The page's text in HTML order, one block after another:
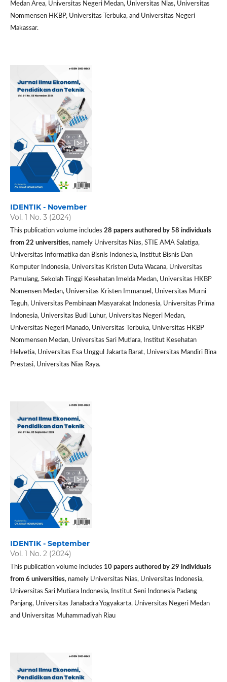
Medan Area, Universitas Negeri Medan, Universitas Nias, Universitas
Nommensen HKBP, Universitas Terbuka, and Universitas Negeri
Makassar.
IDENTIK - November
Vol. 1 No. 3 (2024)
This publication volume includes 28 papers authored by 58 individuals
from 22 universities, namely Universitas Nias, STIE AMA Salatiga,
Universitas Informatika dan Bisnis Indonesia, Institut Bisnis Dan
Komputer Indonesia, Universitas Kristen Duta Wacana, Universitas
Pamulang, Sekolah Tinggi Kesehatan Imelda Medan, Universitas HKBP
Nomensen Medan, Universitas Kristen Immanuel, Universitas Murni
Teguh, Universitas Pembinaan Masyarakat Indonesia, Universitas Prima
Indonesia, Universitas Budi Luhur, Universitas Negeri Medan,
Universitas Negeri Manado, Universitas Terbuka, Universitas HKBP
Nommensen Medan, Universitas Sari Mutiara, Institut Kesehatan
Helvetia, Universitas Esa Unggul Jakarta Barat, Universitas Mandiri Bina
Prestasi, Universitas Nias Raya.
IDENTIK - September
Vol. 1 No. 2 (2024)
This publication volume includes 10 papers authored by 29 individuals
from 6 universities, namely Universitas Nias, Universitas Indonesia,
Universitas Sari Mutiara Indonesia, Institut Seni Indonesia Padang
Panjang, Universitas Janabadra Yogyakarta, Universitas Negeri Medan
and Universitas Muhammadiyah Riau